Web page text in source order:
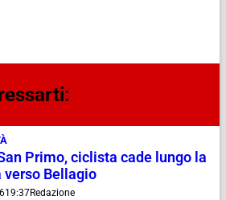
Primo, ciclista cade lungo la
verso Bellagio
19:37Redazione